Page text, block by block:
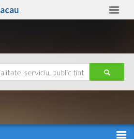
Ajutor